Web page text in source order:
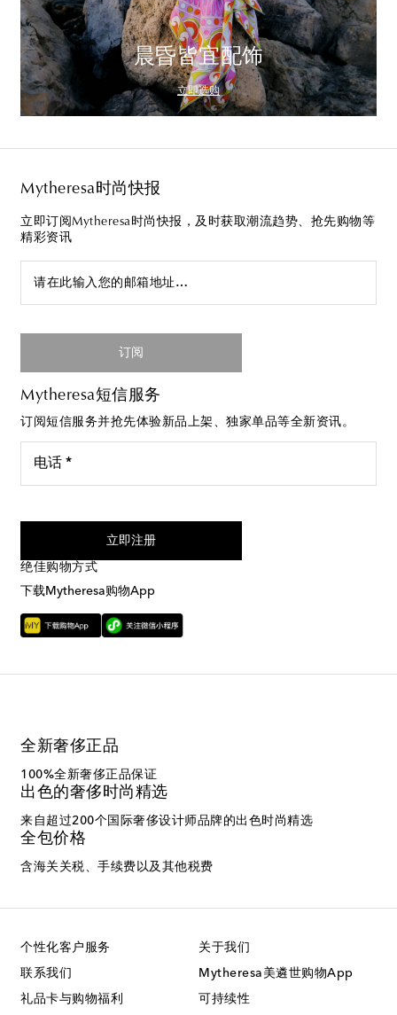
晨昏皆宜配饰
立即选购
Mytheresa时尚快报
立即订阅Mytheresa时尚快报，及时获取潮流趋势、抢先购物等
精彩资讯
请在此输入您的邮箱地址…
订阅
Mytheresa短信服务
订阅短信服务并抢先体验新品上架、独家单品等全新资讯。
电话 *
立即注册
绝佳购物方式
下载Mytheresa购物App
全新奢侈正品
100%全新奢侈正品保证
出色的奢侈时尚精选
来自超过200个国际奢侈设计师品牌的出色时尚精选
全包价格
含海关关税、手续费以及其他税费
个性化客户服务
联系我们
礼品卡与购物福利
关于我们
Mytheresa美遴世购物App
可持续性